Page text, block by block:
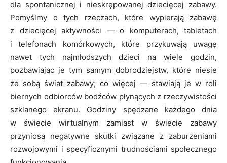
dla spontanicznej i nieskrępowanej dziecięcej zabawy.
Pomyślmy o tych rzeczach, które wypierają zabawę
z dziecięcej aktywności — o komputerach, tabletach
i telefonach komórkowych, które przykuwają uwagę
nawet tych najmłodszych dzieci na wiele godzin,
pozbawiając je tym samym dobrodziejstw, które niesie
ze sobą świat zabawy; co więcej — stawiają je w roli
biernych odbiorców bodźców płynących z rzeczywistości
szklanego ekranu. Godziny spędzane każdego dnia
w świecie wirtualnym zamiast w świecie zabawy
przyniosą negatywne skutki związane z zaburzeniami
rozwojowymi i specyficznymi trudnościami społecznego